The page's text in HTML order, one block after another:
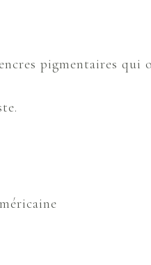
pigmentaires qui